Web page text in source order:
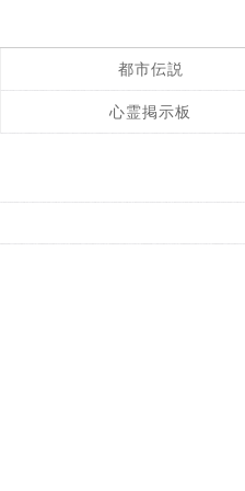
都市伝説
心霊掲示板